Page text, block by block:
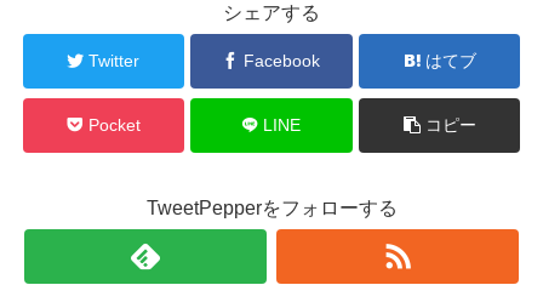
シェアする
Twitter Facebook はてブ
Pocket LINE コピー
TweetPepperをフォローする